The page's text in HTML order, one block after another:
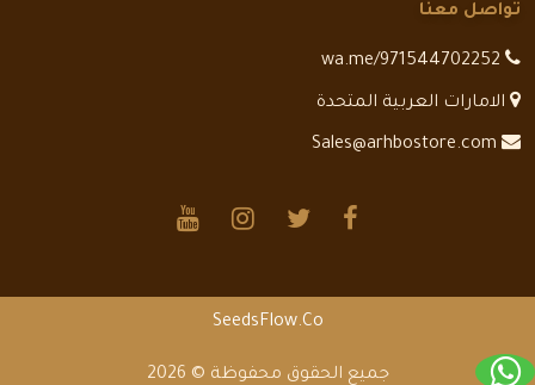
تواصل معنا
الامارات العربية المتحدة
SeedsFlow.Co
جميع الحقوق محفوظة © 2026